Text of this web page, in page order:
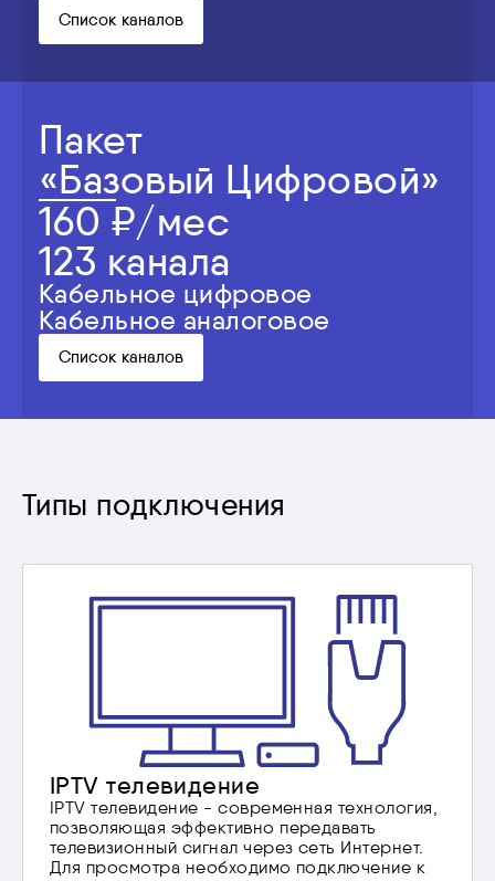
Список каналов
Пакет
«Базовый Цифровой»
160 ₽/мес
123 канала
Кабельное цифровое
Кабельное аналоговое
Список каналов
Типы подключения
IPTV телевидение
IPTV телевидение - современная технология,
позволяющая эффективно передавать
телевизионный сигнал через сеть Интернет.
Для просмотра необходимо подключение к